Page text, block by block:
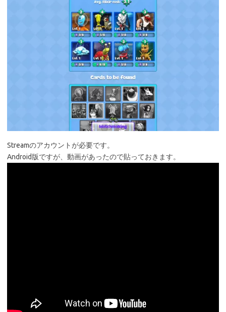
Streamのアカウントが必要です。
Android版ですが、動画があったので貼っておきます。